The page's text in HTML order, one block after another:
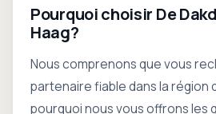
Pourquoi choisir De
Haag?
Nous comprenons que vous
partenaire fiable dans la région
pourquoi nous vous offrons les